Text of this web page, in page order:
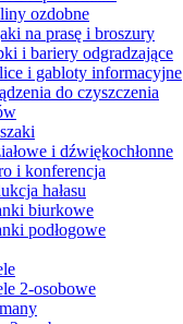
ozdobne
na prasę i broszury
i bariery odgradzające
i gabloty informacyjne
do czyszczenia
i dźwiękochłonne
i konferencja
hałasu
biurkowe
podłogowe
2-osobowe